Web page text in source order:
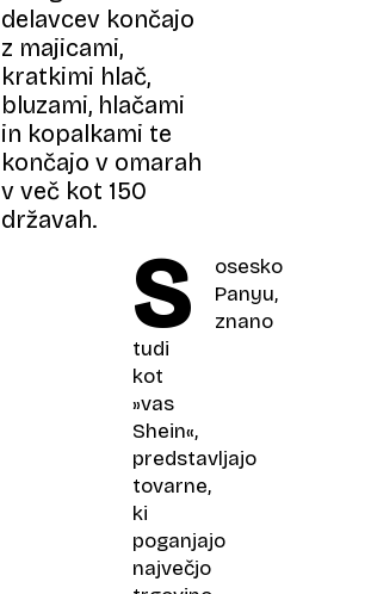
delavcev končajo
z majicami,
kratkimi hlač,
bluzami, hlačami
in kopalkami te
končajo v omarah
v več kot 150
državah.
S
osesko
Panyu,
znano
tudi
kot
»vas
Shein«,
predstavljajo
tovarne,
ki
poganjajo
največjo